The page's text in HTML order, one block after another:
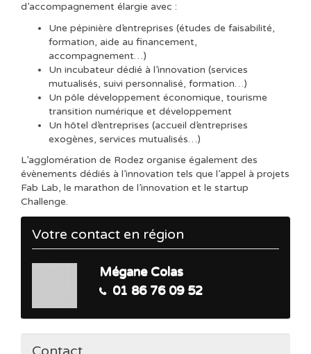
d’accompagnement élargie avec :
Une pépinière d’entreprises (études de faisabilité,
formation, aide au financement,
accompagnement…)
Un incubateur dédié à l’innovation (services
mutualisés, suivi personnalisé, formation…)
Un pôle développement économique, tourisme
transition numérique et développement
Un hôtel d’entreprises (accueil d’entreprises
exogènes, services mutualisés…)
L’agglomération de Rodez organise également des
évènements dédiés à l’innovation tels que l’appel à projets
Fab Lab, le marathon de l’innovation et le startup
Challenge.
Votre contact en région
Mégane Colas
01 86 76 09 52